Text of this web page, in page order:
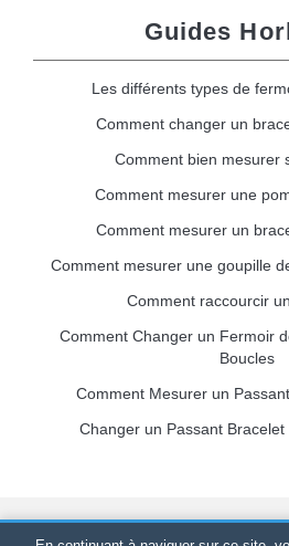
Guides
Les différents types de
Comment changer un
Comment bien mesurer
Comment mesurer une
Comment mesurer un
Comment mesurer une goupille
Comment raccourcir
Comment Changer un Fermoir
Boucles
Comment Mesurer un
Changer un Passant
Bracelet-de-montre.com© 2026